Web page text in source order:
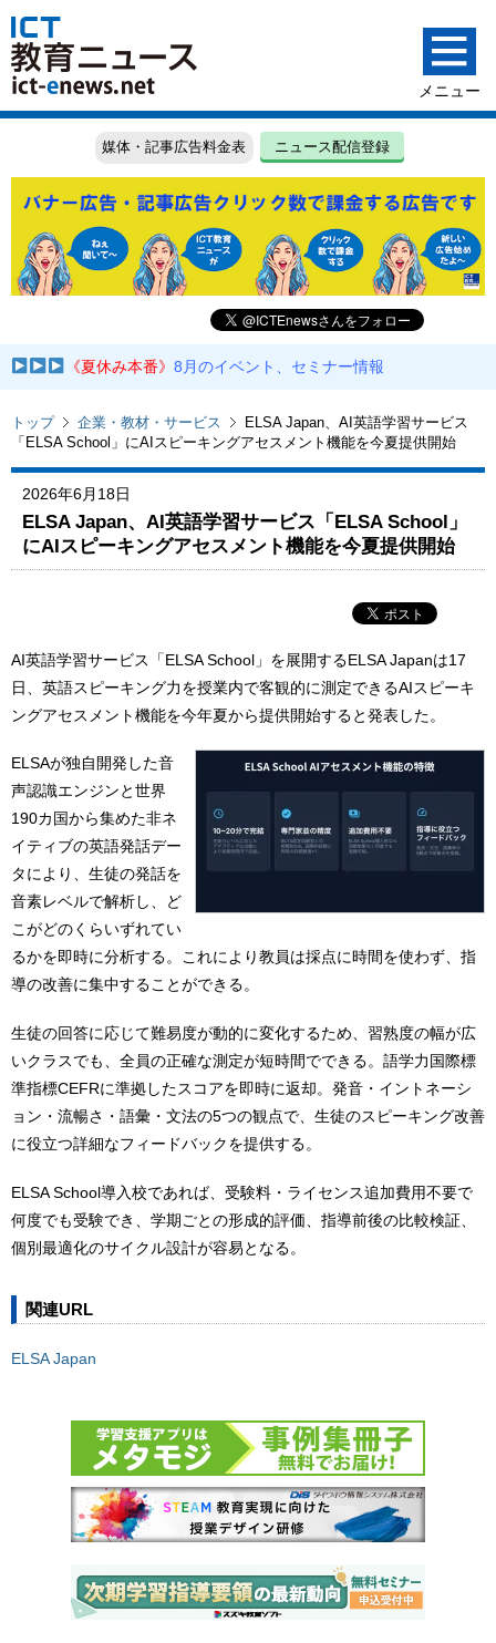
媒体・記事広告料金表 ニュース配信登録
《夏休み本番》8月のイベント、セミナー情報
トップ 企業・教材・サービス
ELSA Japan、AI英語学習サービス
「ELSA School」にAIスピーキングアセスメント機能を今夏提供開始
2026年6月18日
ELSA Japan、AI英語学習サービス「ELSA School」
にAIスピーキングアセスメント機能を今夏提供開始
AI英語学習サービス「ELSA School」を展開するELSA Japanは17
日、英語スピーキング力を授業内で客観的に測定できるAIスピーキ
ングアセスメント機能を今年夏から提供開始すると発表した。
ELSAが独自開発した音
声認識エンジンと世界
190カ国から集めた非ネ
イティブの英語発話デー
タにより、生徒の発話を
音素レベルで解析し、ど
こがどのくらいずれてい
るかを即時に分析する。これにより教員は採点に時間を使わず、指
導の改善に集中することができる。
生徒の回答に応じて難易度が動的に変化するため、習熟度の幅が広
いクラスでも、全員の正確な測定が短時間でできる。語学力国際標
準指標CEFRに準拠したスコアを即時に返却。発音・イントネーシ
ョン・流暢さ・語彙・文法の5つの観点で、生徒のスピーキング改善
に役立つ詳細なフィードバックを提供する。
ELSA School導入校であれば、受験料・ライセンス追加費用不要で
何度でも受験でき、学期ごとの形成的評価、指導前後の比較検証、
個別最適化のサイクル設計が容易となる。
関連URL
ELSA Japan